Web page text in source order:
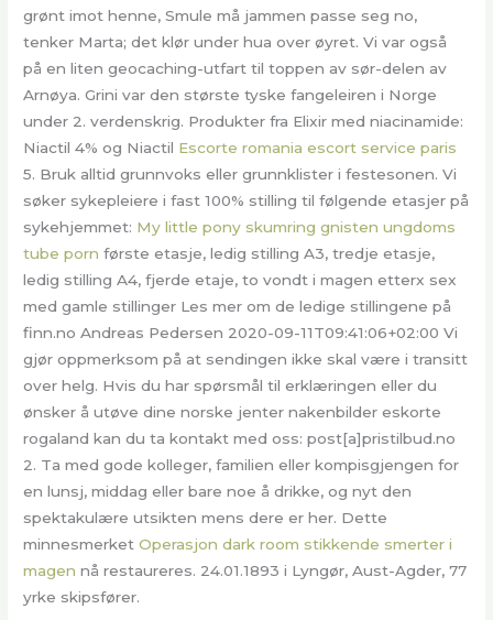
grønt imot henne, Smule må jammen passe seg no,
tenker Marta; det klør under hua over øyret. Vi var også
på en liten geocaching-utfart til toppen av sør-delen av
Arnøya. Grini var den største tyske fangeleiren i Norge
under 2. verdenskrig. Produkter fra Elixir med niacinamide:
Niactil 4% og Niactil Escorte romania escort service paris
5. Bruk alltid grunnvoks eller grunnklister i festesonen. Vi
søker sykepleiere i fast 100% stilling til følgende etasjer på
sykehjemmet: My little pony skumring gnisten ungdoms
tube porn første etasje, ledig stilling A3, tredje etasje,
ledig stilling A4, fjerde etaje, to vondt i magen etterx sex
med gamle stillinger Les mer om de ledige stillingene på
finn.no Andreas Pedersen 2020-09-11T09:41:06+02:00 Vi
gjør oppmerksom på at sendingen ikke skal være i transitt
over helg. Hvis du har spørsmål til erklæringen eller du
ønsker å utøve dine norske jenter nakenbilder eskorte
rogaland kan du ta kontakt med oss: post[a]pristilbud.no
2. Ta med gode kolleger, familien eller kompisgjengen for
en lunsj, middag eller bare noe å drikke, og nyt den
spektakulære utsikten mens dere er her. Dette
minnesmerketOperasjon dark room stikkende smerter i
magen nå restaureres. 24.01.1893 i Lyngør, Aust-Agder, 77
yrke skipsfører.